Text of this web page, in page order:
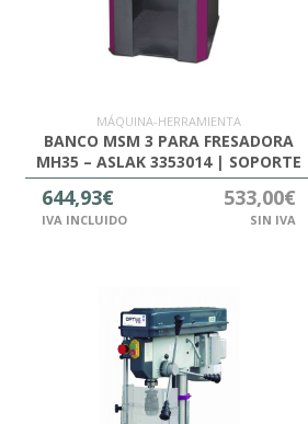
MÁQUINA-HERRAMIENTA
BANCO MSM 3 PARA FRESADORA
MH35 – ASLAK 3353014 | SOPORTE
ROBUSTO Y PRECISO PARA FRESADO
644,93€
IVA INCLUIDO
533,00€
SIN IVA